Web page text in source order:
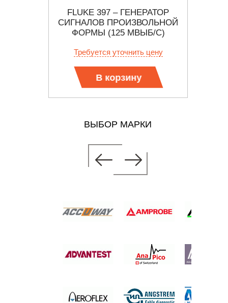
FLUKE 397 – ГЕНЕРАТОР
СИГНАЛОВ ПРОИЗВОЛЬНОЙ
ФОРМЫ (125 МВЫБ/С)
Требуется уточнить цену
В корзину
ВЫБОР МАРКИ